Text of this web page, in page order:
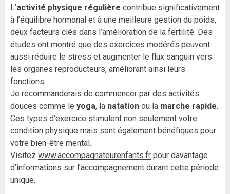
L’activité physique régulière contribue significativement
à l’équilibre hormonal et à une meilleure gestion du poids,
deux facteurs clés dans l’amélioration de la fertilité. Des
études ont montré que des exercices modérés peuvent
aussi réduire le stress et augmenter le flux sanguin vers
les organes reproducteurs, améliorant ainsi leurs
fonctions.
Je recommanderais de commencer par des activités
douces comme le yoga, la natation ou la marche rapide.
Ces types d’exercice stimulent non seulement votre
condition physique mais sont également bénéfiques pour
votre bien-être mental.
Visitez www.accompagnateurenfants.fr pour davantage
d’informations sur l’accompagnement durant cette période
unique.